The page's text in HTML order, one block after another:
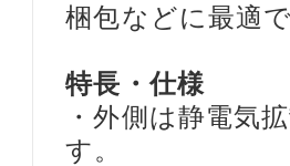
梱包などに最適
特長・仕様
・外側は静電気
す。